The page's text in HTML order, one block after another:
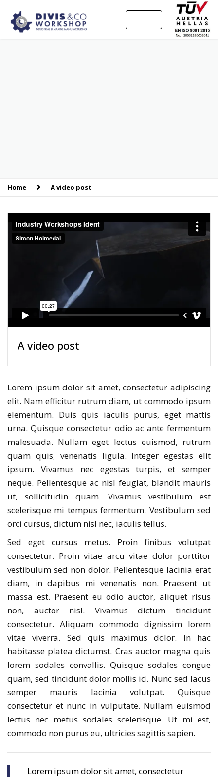
Home A video post
A video post
Lorem ipsum dolor sit amet, consectetur adipiscing
elit. Nam efficitur rutrum diam, ut commodo ipsum
elementum. Duis quis iaculis purus, eget mattis
urna. Quisque consectetur odio ac ante fermentum
malesuada. Nullam eget lectus euismod, rutrum
quam quis, venenatis ligula. Integer egestas elit
ipsum. Vivamus nec egestas turpis, et semper
neque. Pellentesque ac nisl feugiat, blandit mauris
ut, sollicitudin quam. Vivamus vestibulum est
scelerisque mi tempus fermentum. Vestibulum sed
orci cursus, dictum nisl nec, iaculis tellus.
Sed eget cursus metus. Proin finibus volutpat
consectetur. Proin vitae arcu vitae dolor porttitor
vestibulum sed non dolor. Pellentesque lacinia erat
diam, in dapibus mi venenatis non. Praesent ut
massa est. Praesent eu odio auctor, aliquet risus
non, auctor nisl. Vivamus dictum tincidunt
consectetur. Aliquam commodo dignissim lorem
vitae viverra. Sed quis maximus dolor. In hac
habitasse platea dictumst. Cras auctor magna quis
lorem sodales convallis. Quisque sodales congue
quam, sed tincidunt dolor mollis id. Nunc sed lacus
semper mauris lacinia volutpat. Quisque
consectetur et nunc in vulputate. Nullam euismod
lectus nec metus sodales scelerisque. Ut mi est,
commodo non purus eu, ultricies sagittis sapien.
Lorem ipsum dolor sit amet, consectetur